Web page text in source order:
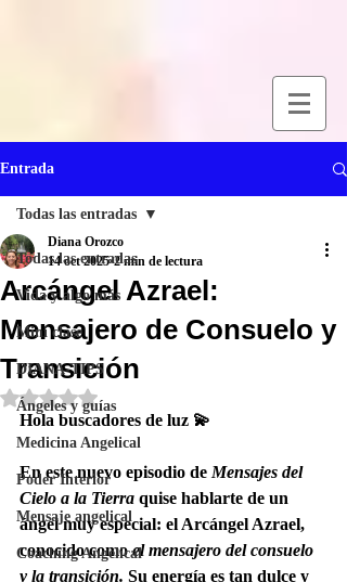
Entrada
Todas las entradas
Vida y algo más
Mini clase
DIANA-TIPS
Ángeles y guías
Medicina Angelical
Poder Interior
Mensaje angelical
Coaching Angelical
Todas las entradas
Arcángel Azrael:
Mensajero de Consuelo y
Transición
Diana Orozco
14 oct 2025 2 min de lectura
Obtuvo NaN de 5 estrellas.
Hola buscadores de luz 💫
En este nuevo episodio de Mensajes del
Cielo a la Tierra quise hablarte de un
ángel muy especial: el Arcángel Azrael,
conocido como el mensajero del consuelo
y la transición. Su energía es tan dulce y